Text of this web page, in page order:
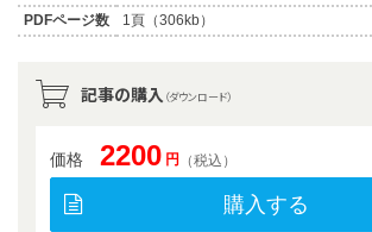
PDFページ数
1頁（306kb）
記事の購入 （ダウンロード）
価格 2200 円 （税込）
購入する